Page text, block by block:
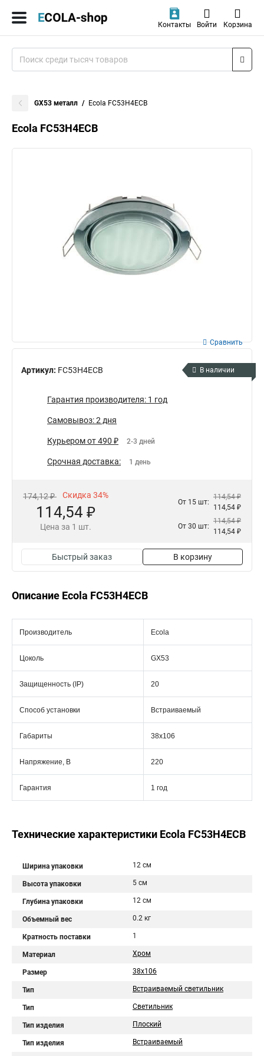
Контакты Войти Корзина
GX53 металл Ecola FC53H4ECB
Ecola FC53H4ECB
Артикул: FC53H4ECB
Сравнить
В наличии
Гарантия производителя: 1 год
Самовывоз: 2 дня
Курьером от 490 ₽ 2-3 дней
Срочная доставка: 1 день
174,12 ₽ Скидка 34%
114,54 ₽
Цена за 1 шт.
От 15 шт:
114,54 ₽
114,54 ₽
От 30 шт:
114,54 ₽
114,54 ₽
Быстрый заказ В корзину
Описание Ecola FC53H4ECB
Производитель Ecola
Цоколь GX53
Защищенность (IP) 20
Способ установки Встраиваемый
Габариты 38x106
Напряжение, В 220
Гарантия 1 год
Технические характеристики Ecola FC53H4ECB
Ширина упаковки 12 см
Высота упаковки 5 см
Глубина упаковки 12 см
Объемный вес 0.2 кг
Кратность поставки 1
Материал Хром
Размер 38x106
Тип Встраиваемый светильник
Тип Светильник
Тип изделия Плоский
Тип изделия Встраиваемый